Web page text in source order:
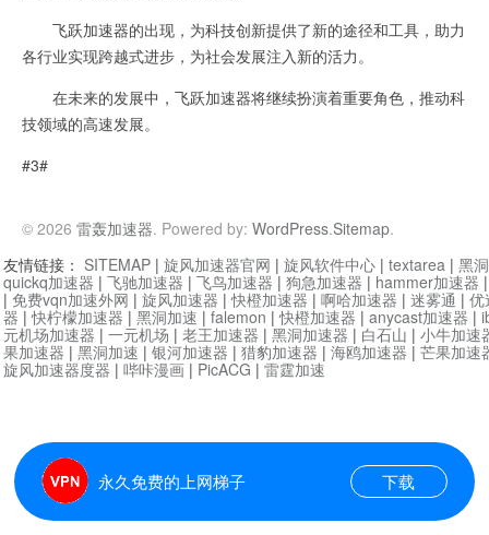
飞跃加速器的出现，为科技创新提供了新的途径和工具，助力
各行业实现跨越式进步，为社会发展注入新的活力。
在未来的发展中，飞跃加速器将继续扮演着重要角色，推动科
技领域的高速发展。
#3#
© 2026 雷轰加速器. Powered by: WordPress.Sitemap.
永久免费的上网梯子 下载
友情链接： SITEMAP | 旋风加速器官网 | 旋风软件中心 | textarea | 黑
quickq加速器 | 飞驰加速器 | 飞鸟加速器 | 狗急加速器 | hammer加速器
| 免费vqn加速外网 | 旋风加速器 |快橙加速器 | 啊哈加速器 | 迷雾通 | 优
器 |快柠檬加速器 | 黑洞加速 | falemon |快橙加速器 | anycast加速器 |
元机场加速器 | 一元机场 | 老王加速器 | 黑洞加速器 | 白石山 | 小牛加速
果加速器 | 黑洞加速 | 银河加速器 | 猎豹加速器 | 海鸥加速器 | 芒果加速
旋风加速器度器 | 哔咔漫画 | PicACG | 雷霆加速